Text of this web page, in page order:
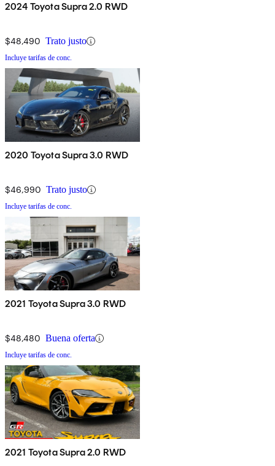
2024 Toyota Supra 2.0 RWD
$48,490 Trato justo
Incluye tarifas de conc.
2020 Toyota Supra 3.0 RWD
$46,990 Trato justo
Incluye tarifas de conc.
2021 Toyota Supra 3.0 RWD
$48,480 Buena oferta
Incluye tarifas de conc.
2021 Toyota Supra 2.0 RWD